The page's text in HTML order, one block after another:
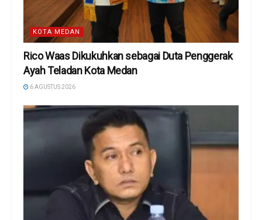
KOTA MEDAN
Rico Waas Dikukuhkan sebagai Duta Penggerak
Ayah Teladan Kota Medan
6 AGUSTUS 2026